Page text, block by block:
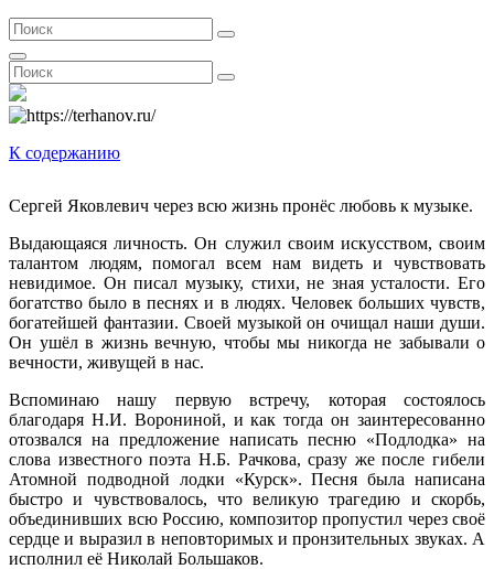
Search
for:
Search
Search
Search
for:
Search
К содержанию
Сергей Яковлевич через всю жизнь пронёс любовь к музыке.
Выдающаяся личность. Он служил своим искусством, своим
талантом людям, помогал всем нам видеть и чувствовать
невидимое. Он писал музыку, стихи, не зная усталости. Его
богатство было в песнях и в людях. Человек больших чувств,
богатейшей фантазии. Своей музыкой он очищал наши души.
Он ушёл в жизнь вечную, чтобы мы никогда не забывали о
вечности, живущей в нас.
Вспоминаю нашу первую встречу, которая состоялось
благодаря Н.И. Ворониной, и как тогда он заинтересованно
отозвался на предложение написать песню «Подлодка» на
слова известного поэта Н.Б. Рачкова, сразу же после гибели
Атомной подводной лодки «Курск». Песня была написана
быстро и чувствовалось, что великую трагедию и скорбь,
объединивших всю Россию, композитор пропустил через своё
сердце и выразил в неповторимых и пронзительных звуках. А
исполнил её Николай Большаков.